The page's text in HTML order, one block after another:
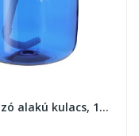
HEIZA súlyzó alakú kulacs, 1800ml